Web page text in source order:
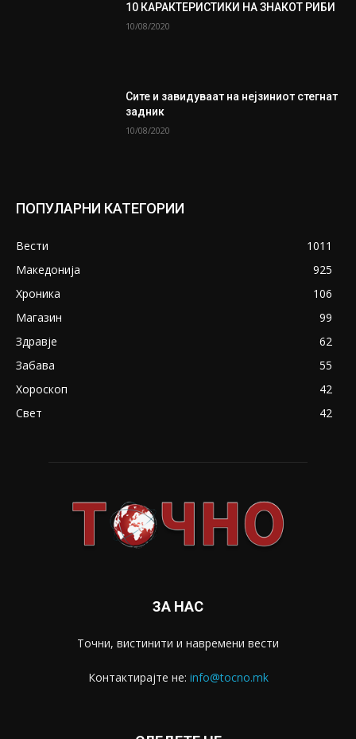
10 КАРАКТЕРИСТИКИ НА ЗНАКОТ РИБИ
10/08/2020
Сите и завидуваат на нејзиниот стегнат
задник
10/08/2020
ПОПУЛАРНИ КАТЕГОРИИ
Вести
1011
Македонија
925
Хроника
106
Магазин
99
Здравје
62
Забава
55
Хороскоп
42
Свет
42
ЗА НАС
Точни, вистинити и навремени вести
Контактирајте не: info@tocno.mk